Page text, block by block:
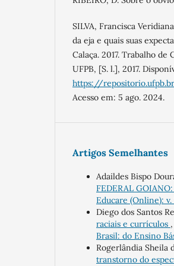
SILVA, Francisca
da eja e quais suas
Calaça. 2017. Trabalho de
UFPB, [S. l.], 2017.
https://
Acesso em: 5 ago. 2024.
Artigos Semelhantes
Adaildes Bispo
FEDERAL
Educare (Online):
Diego dos Santos
raciais e currículos ,
Brasil: do Ensino
Rogerlândia Sheila
transtorno do